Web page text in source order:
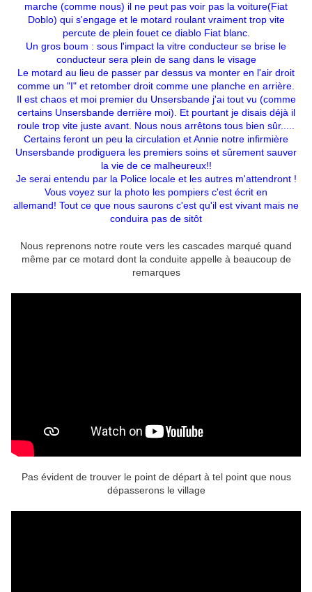
marche (comme nous) il ne peut pas voir pas la voiture(Fiat
Doblo) qui s'engage et le motard roulant vraiment trop vite
percute de plein fouet ce diablo Fiat blanc.
Un gros boum : sous l'impact la vitre conducteur se brise le
conducteur sera plein de sang dans le visage
Le motard au lieu de passer par dessus va monter en l'air droit
comme un "I" et retomber droit comme une planche en arrière.
Il est chaos et moi premier du Unsersbande j'ai tout vu (comme
certains Unsersbande derrière moi). Et pourtant je disais déjà il
roule trop vite juste avant. Nous nous arrêtons tous bien sûr.....
Certains feront un peu la circulation et Annie notre infirmière
Unsersbande prodiguera les premiers soins et sûrement sauver
la vie de ce malheureux!!
Je serai entendu par la Police locale et les autres m'attendront !
Vous voyez sur la photo les pompiers c'est écrit en
allemand! Tout ce que nous saurons c'est qu'il est vivant mais ne
conduira pas de sitôt
Nous reprenons notre route vers les cascades marqué quand
même par ce motard dont la conduite appelle à beaucoup de
remarques
Pas évident de trouver le point de départ à tel point que nous
dépasserons le village